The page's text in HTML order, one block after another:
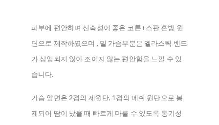
피부에 편안하며 신축성이 좋은 코튼+스판 혼방 원
단으로 제작하였으며 , 밑 가슴부분은 엘라스틱 밴드
가 삽입되지 않아 조이지 않는 편안함을 느낄 수 있
습니다.
가슴 앞면은 2겹의 제원단, 1겹의 메쉬 원단으로 봉
제되어 땀이 났을 때 빠르게 마를 수 있도록 통기성